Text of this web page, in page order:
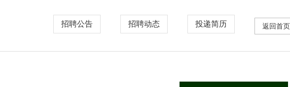
返回首页
招聘公告 招聘动态 投递简历